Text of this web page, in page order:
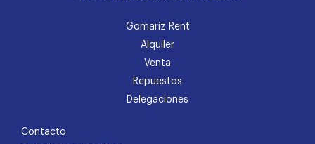
Gomariz Rent
Alquiler
Venta
Repuestos
Delegaciones
Contacto